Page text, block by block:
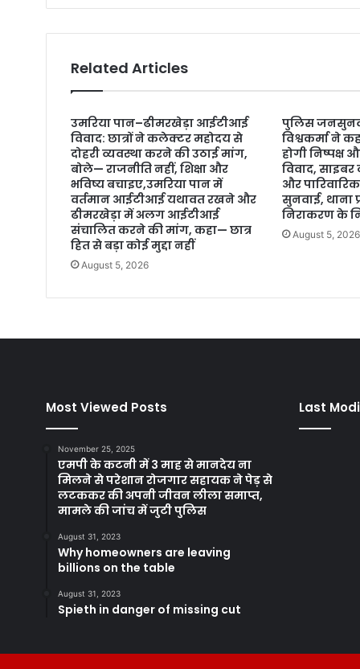
Related Articles
उमरिया पान–ढीमरखेड़ा आईटीआई
विवाद: छात्रों ने कलेक्टर महोदय से
दोहरी व्यवस्था करने की उठाई मांग,
बोले— राजनीति नहीं, शिक्षा और
भविष्य बचाइए,उमरिया पान में
वर्तमान आईटीआई यथावत रखने और
ढीमरखेड़ा में अलग आईटीआई
संचालित करने की मांग, कहा— छात्र
हित से बड़ा कोई मुद्दा नहीं
August 5, 2026
पुलिस
विश्वकर्मा ने
होगी निष्पक्ष
विवाद, साइबर
और
सुनवाई, थाना
निराकरण के
August 5, 2026
Most Viewed Posts
November 25, 2025
एमपी के कटनी में 3 माह से मानदेय ना
मिलने से परेशान रोजगार सहायक ने पेड़ से
लटककर की अपनी जीवन लीला समाप्त,
मामले की जांच में जुटी पुलिस
August 31, 2023
Why homeowners are leaving
billions on the table
August 31, 2023
Spieth in danger of missing cut
Last